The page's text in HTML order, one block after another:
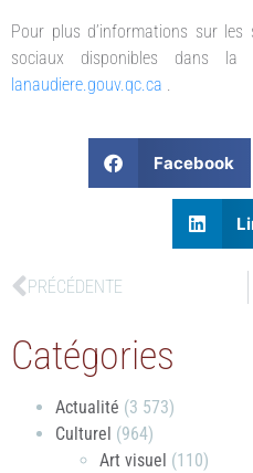
Pour plus d’informations sur
sociaux disponibles dans
lanaudiere.gouv.qc.ca .
Facebook
PRÉCÉDENTE
Catégories
Actualité (3 573)
Culturel (964)
Art visuel (110)